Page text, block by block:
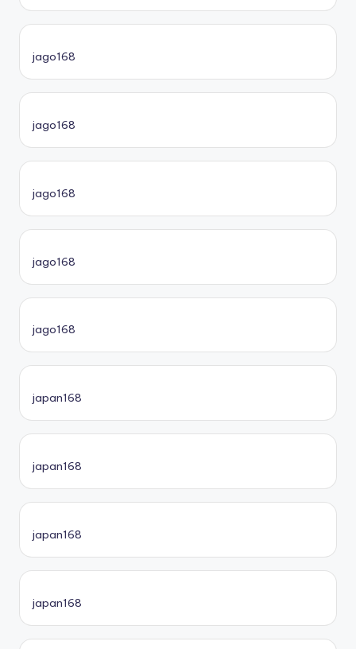
jago168
jago168
jago168
jago168
jago168
japan168
japan168
japan168
japan168